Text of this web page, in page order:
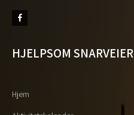
HJELPSOM SNARVEIER
Hjem